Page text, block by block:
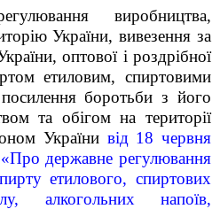
виробництва,
України, вивезення за
оптової і роздрібної
етиловим, спиртовими
боротьби з його
та обігом на території
України від 18 червня
державне регулювання
етилового, спиртових
алкогольних напоїв,